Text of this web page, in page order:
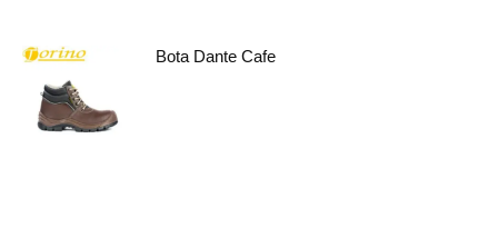
Bota Dante Cafe